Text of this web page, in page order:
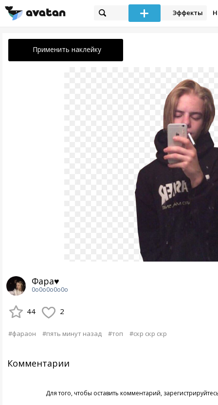
Эффекты
Применить наклейку
Фара♥
0o0o0o0o0o
44 2
#фараон #пять минут назад #топ #скр скр скр
Комментарии
Для того, чтобы оставить комментарий,